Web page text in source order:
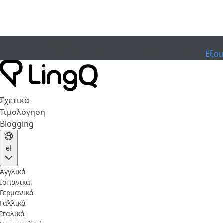
Σχετικά
Τιμολόγηση
Blogging
el
Αγγλικά
Ισπανικά
Γερμανικά
Γαλλικά
Ιταλικά